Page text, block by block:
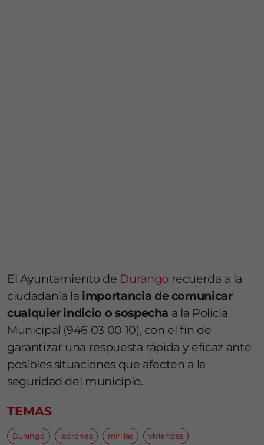
El Ayuntamiento de Durango recuerda a la
ciudadanía la importancia de comunicar
cualquier indicio o sospecha a la Policía
Municipal (946 03 00 10), con el fin de
garantizar una respuesta rápida y eficaz ante
posibles situaciones que afecten a la
seguridad del municipio.
TEMAS
Durango ladrones mirillas viviendas